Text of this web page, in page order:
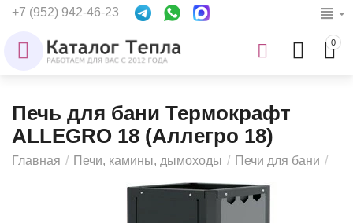
+7 (952) 942-46-23
0
Печь для бани Термокрафт
ALLEGRO 18 (Аллегро 18)
Главная / Печи, камины, дымоходы / Печи для бани /